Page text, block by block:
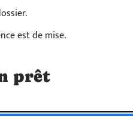
est de mise.
prêt